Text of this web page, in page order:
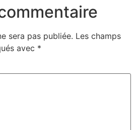
sera pas publiée. Les champs
avec *